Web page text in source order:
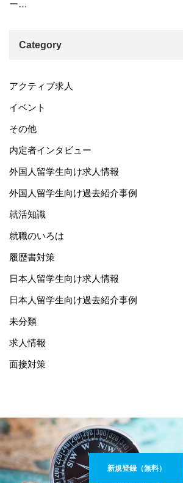
ー…
Category
アクティブ求人
イベント
その他
内定者インタビュー
外国人留学生向け求人情報
外国人留学生向け過去紹介事例
就活知識
就職のいろは
履歴書対策
日本人留学生向け求人情報
日本人留学生向け過去紹介事例
未分類
求人情報
面接対策
新規登録（無料）